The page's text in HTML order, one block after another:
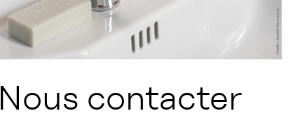
Nous contacter